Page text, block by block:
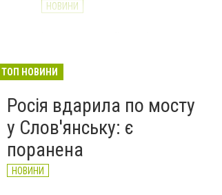
НОВИНИ
Донецькоблгаз припиняє
районів
НОВИНИ
ТОП НОВИНИ
Росія вдарила по мосту
у Слов'янську: є
поранена
НОВИНИ